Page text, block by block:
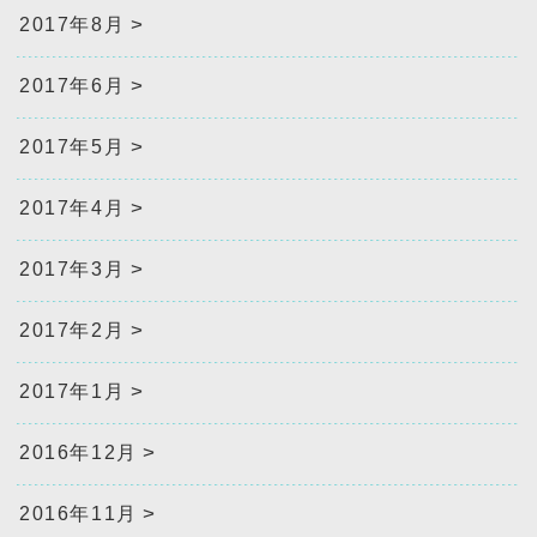
2017年8月
2017年6月
2017年5月
2017年4月
2017年3月
2017年2月
2017年1月
2016年12月
2016年11月